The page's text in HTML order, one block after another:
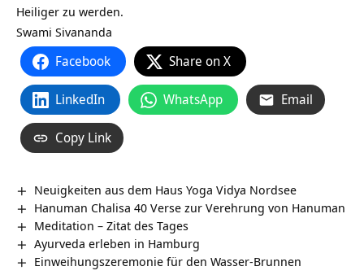
Heiliger zu werden.
Swami Sivananda
Facebook Share on X
LinkedIn WhatsApp Email
Copy Link
Neuigkeiten aus dem Haus Yoga Vidya Nordsee
Hanuman Chalisa 40 Verse zur Verehrung von Hanuman
Meditation – Zitat des Tages
Ayurveda erleben in Hamburg
Einweihungszeremonie für den Wasser-Brunnen